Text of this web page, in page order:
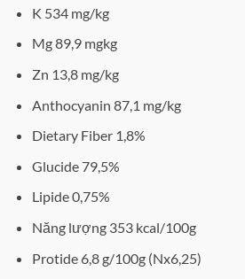
K 534 mg/kg
Mg 89,9 mgkg
Zn 13,8 mg/kg
Anthocyanin 87,1 mg/kg
Dietary Fiber 1,8%
Glucide 79,5%
Lipide 0,75%
Năng lượng 353 kcal/100g
Protide 6,8 g/100g (Nx6,25)